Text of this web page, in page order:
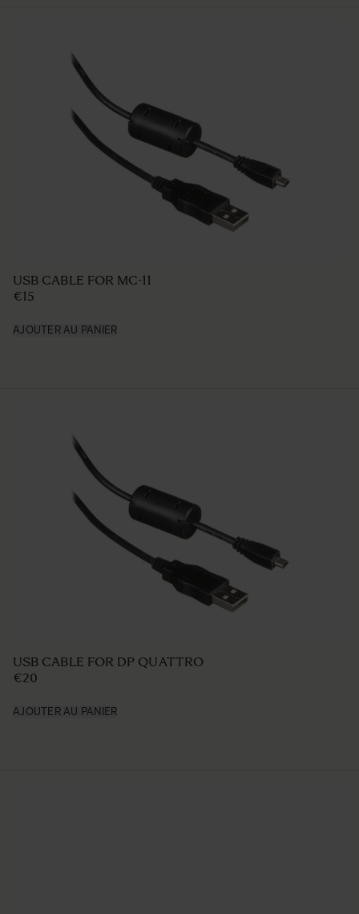
USB CABLE FOR MC-11
€15
AJOUTER AU PANIER
USB CABLE FOR DP QUATTRO
€20
AJOUTER AU PANIER